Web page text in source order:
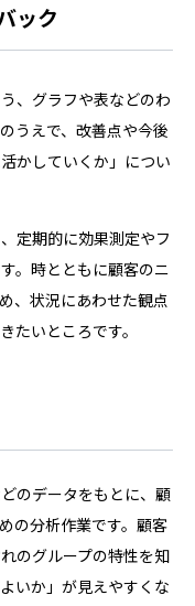
ック
、グラフや表などのわ
うえで、改善点や今後
かしていくか」につい
定期的に効果測定やフ
。時とともに顧客のニ
、状況にあわせた観点
たいところです。
のデータをもとに、顧
の分析作業です。顧客
のグループの特性を知
いか」が見えやすくな